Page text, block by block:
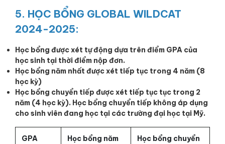
5. HỌC BỔNG GLOBAL WILDCAT
2024-2025:
Học bổng được xét tự động dựa trên điểm GPA của
học sinh tại thời điểm nộp đơn.
Học bổng năm nhất được xét tiếp tục trong 4 năm (8
học kỳ)
Học bổng chuyển tiếp được xét tiếp tục tục trong 2
năm (4 học kỳ). Học bổng chuyển tiếp không áp dụng
cho sinh viên đang học tại các trường đại học tại Mỹ.
GPA
Học bổng năm
Học bổng chuyển